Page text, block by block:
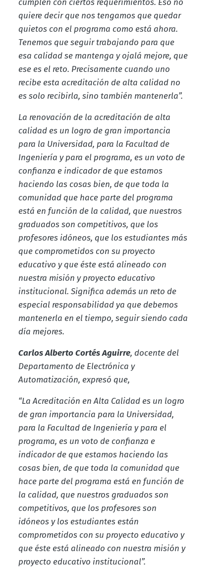
cumplen con ciertos requerimientos. Eso no
quiere decir que nos tengamos que quedar
quietos con el programa como está ahora.
Tenemos que seguir trabajando para que
esa calidad se mantenga y ojalá mejore, que
ese es el reto. Precisamente cuando uno
recibe esta acreditación de alta calidad no
es solo recibirla, sino también mantenerla”.
La renovación de la acreditación de alta
calidad es un logro de gran importancia
para la Universidad, para la Facultad de
Ingeniería y para el programa, es un voto de
confianza e indicador de que estamos
haciendo las cosas bien, de que toda la
comunidad que hace parte del programa
está en función de la calidad, que nuestros
graduados son competitivos, que los
profesores idóneos, que los estudiantes más
que comprometidos con su proyecto
educativo y que éste está alineado con
nuestra misión y proyecto educativo
institucional. Significa además un reto de
especial responsabilidad ya que debemos
mantenerla en el tiempo, seguir siendo cada
día mejores.
Carlos Alberto Cortés Aguirre, docente del
Departamento de Electrónica y
Automatización, expresó que,
“La Acreditación en Alta Calidad es un logro
de gran importancia para la Universidad,
para la Facultad de Ingeniería y para el
programa, es un voto de confianza e
indicador de que estamos haciendo las
cosas bien, de que toda la comunidad que
hace parte del programa está en función de
la calidad, que nuestros graduados son
competitivos, que los profesores son
idóneos y los estudiantes están
comprometidos con su proyecto educativo y
que éste está alineado con nuestra misión y
proyecto educativo institucional”.